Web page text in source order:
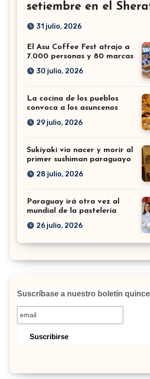
setiembre en el
31 julio, 2026
El Asu Coffee Fest atrajo a
7.000 personas y 80 marcas
30 julio, 2026
La cocina de los pueblos
convoca a los asuncenos
29 julio, 2026
Sukiyaki vio nacer y morir al
primer sushiman paraguayo
28 julio, 2026
Paraguay irá otra vez al
mundial de la pastelería
26 julio, 2026
Suscríbase a nuestro boletín